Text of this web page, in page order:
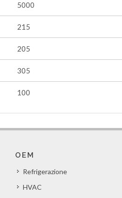
5000
215
205
305
100
OEM
Refrigerazione
HVAC